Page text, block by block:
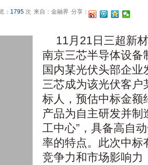
： 1795 次 来自：金融界 分享：
11月21日三超新
南京三芯半导体设备
国内某光伏头部企
三芯成为该光伏客
标人，预估中标金额
产品为自主研发并制
工中心”，具备高自
率的特点。此次中标
竞争力和市场影响力